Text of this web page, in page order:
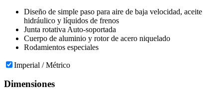
Diseño de simple paso para aire de baja velocidad, aceite
hidráulico y líquidos de frenos
Junta rotativa Auto-soportada
Cuerpo de aluminio y rotor de acero niquelado
Rodamientos especiales
Imperial / Métrico
Dimensiones